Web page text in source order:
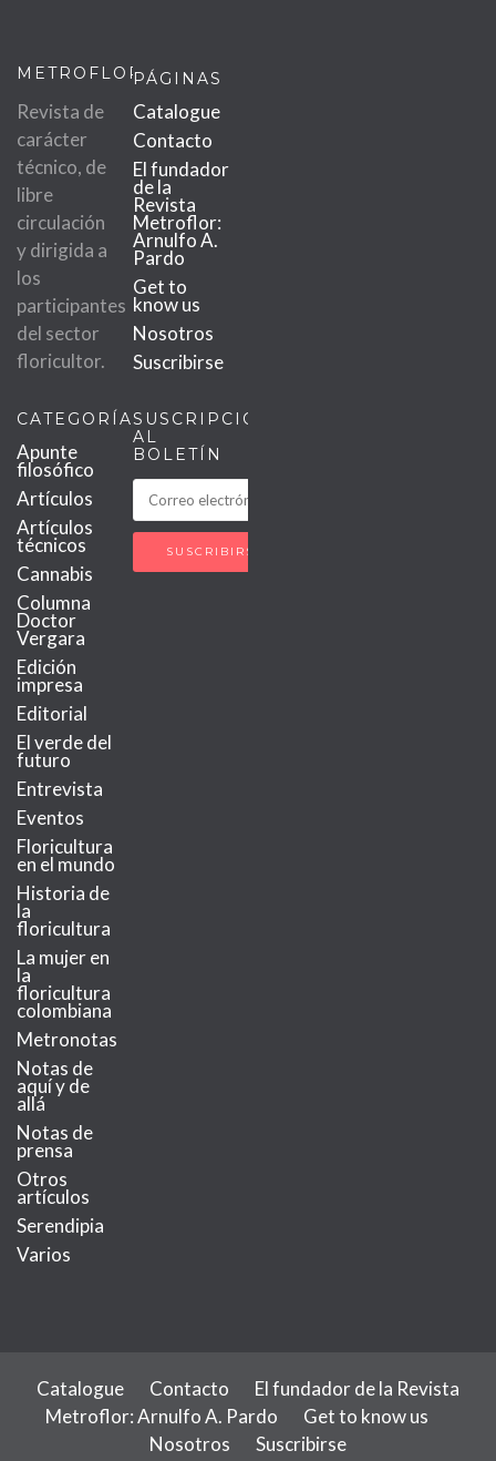
METROFLOR
Revista de
carácter
técnico, de
libre
circulación
y dirigida a
los
participantes
del sector
floricultor.
PÁGINAS
Catalogue
Contacto
El fundador
de la
Revista
Metroflor:
Arnulfo A.
Pardo
Get to
know us
Nosotros
Suscribirse
CATEGORÍAS
Apunte
filosófico
Artículos
Artículos
técnicos
Cannabis
Columna
Doctor
Vergara
Edición
impresa
Editorial
El verde del
futuro
Entrevista
Eventos
Floricultura
en el mundo
Historia de
la
floricultura
La mujer en
la
floricultura
colombiana
Metronotas
Notas de
aquí y de
allá
Notas de
prensa
Otros
artículos
Serendipia
Varios
SUSCRIPCIÓN
AL
BOLETÍN
Catalogue Contacto
El fundador de la Revista
Metroflor: Arnulfo A. Pardo
Get to know us
Nosotros
Suscribirse